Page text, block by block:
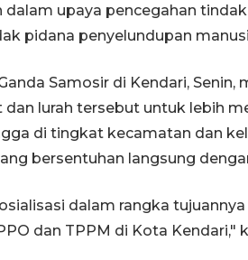
upaya pencegahan
pidana penyelundupan
Samosir di Kendari, Senin,
lurah tersebut untuk lebih
di tingkat kecamatan dan
bersentuhan langsung
dalam rangka
dan TPPM di Kota Kendari,"